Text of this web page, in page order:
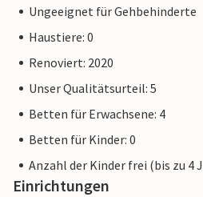
erinnerungswürdigem Urlaub in
Hinweis: Die Wohnung ist
Außentreppe nicht für Personen
Ungeeignet für Gehbehinderte
Haustiere: 0
Renoviert: 2020
Unser Qualitätsurteil: 5
Betten für Erwachsene: 4
Betten für Kinder: 0
Anzahl der Kinder frei (bis zu 4
Einrichtungen